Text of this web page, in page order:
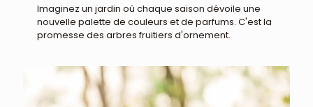
Imaginez un jardin où chaque saison dévoile une
nouvelle palette de couleurs et de parfums. C'est la
promesse des arbres fruitiers d'ornement.